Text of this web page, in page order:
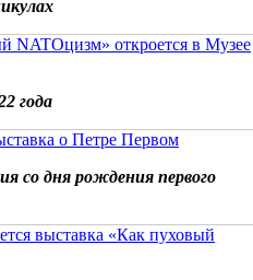
NATOцизм» откроется в Музее
года
о Петре Первом
со дня рождения первого
выставка «Как пуховый